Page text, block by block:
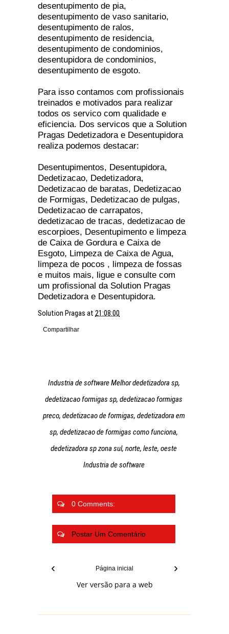
desentupimento de pia,
desentupimento de vaso sanitario,
desentupimento de ralos,
desentupimento de residencia,
desentupimento de condominios,
desentupidora de condominios,
desentupimento de esgoto.
Para isso contamos com profissionais
treinados e motivados para realizar
todos os servico com qualidade e
eficiencia. Dos servicos que a Solution
Pragas Dedetizadora e Desentupidora
realiza podemos destacar:
Desentupimentos, Desentupidora,
Dedetizacao, Dedetizadora,
Dedetizacao de baratas, Dedetizacao
de Formigas, Dedetizacao de pulgas,
Dedetizacao de carrapatos,
dedetizacao de tracas, dedetizacao de
escorpioes, Desentupimento e limpeza
de Caixa de Gordura e Caixa de
Esgoto, Limpeza de Caixa de Agua,
limpeza de pocos , limpeza de fossas
e muitos mais, ligue e consulte com
um profissional da Solution Pragas
Dedetizadora e Desentupidora.
Solution Pragas at 21:08:00
Compartilhar
Industria de software Melhor dedetizadora sp,
dedetizacao formigas sp, dedetizacao formigas
preco, dedetizacao de formigas, dedetizadora em
sp, dedetizacao de formigas como funciona,
dedetizadora sp zona sul, norte, leste, oeste
Industria de software
0 Comments:
Postar Um Comentário
‹ ›
Página inicial
Ver versão para a web